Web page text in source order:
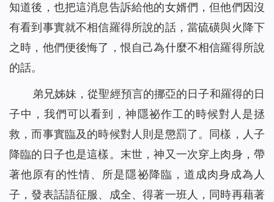
知道後，也把這消息告訴給他的女婿們，但他們因沒
有看到事實就不相信羅得所說的話，當硫磺與火降下
之時，他們便後悔了，恨自己為什麼不相信羅得所說
的話。
弟兄姊妹，從聖經預言的挪亞的日子和羅得的日
子中，我們可以看到，神隱祕作工的時候對人是拯
救，而事實臨及的時候對人則是懲罰了。同樣，人子
降臨的日子也是這樣。末世，神又一次穿上肉身，帶
著他原有的性情、所是隱祕降臨，道成肉身成為人
子，發表話語征服、成全、得著一班人，同時再藉著